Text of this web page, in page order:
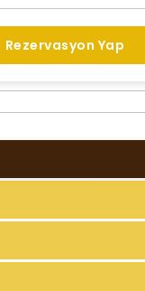
Rezervasyon Yap